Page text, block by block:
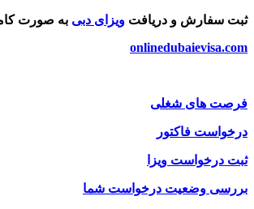
ثبت سفارش و دریافت ویزای دبی به صورت
onlinedubaievisa.com
فرصت های شغلی
درخواست فاکتور
ثبت درخواست ویزا
بررسی وضعیت درخواست شما